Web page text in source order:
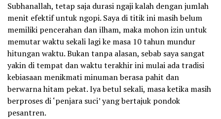
Subhanallah, tetap saja durasi ngaji kalah dengan jumlah
menit efektif untuk ngopi. Saya di titik ini masih belum
memiliki pencerahan dan ilham, maka mohon izin untuk
memutar waktu sekali lagi ke masa 10 tahun mundur
hitungan waktu. Bukan tanpa alasan, sebab saya sangat
yakin di tempat dan waktu terakhir ini mulai ada tradisi
kebiasaan menikmati minuman berasa pahit dan
berwarna hitam pekat. Iya betul sekali, masa ketika masih
berproses di ‘penjara suci’ yang bertajuk pondok
pesantren.